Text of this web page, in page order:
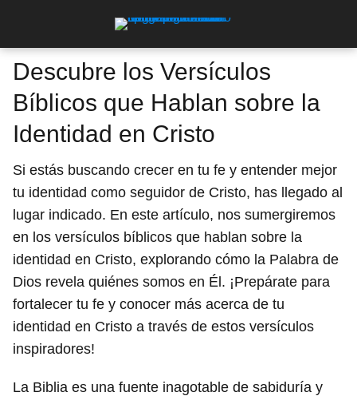
Descubre los Versículos
Bíblicos que Hablan sobre la
Identidad en Cristo
Si estás buscando crecer en tu fe y entender mejor
tu identidad como seguidor de Cristo, has llegado al
lugar indicado. En este artículo, nos sumergiremos
en los versículos bíblicos que hablan sobre la
identidad en Cristo, explorando cómo la Palabra de
Dios revela quiénes somos en Él. ¡Prepárate para
fortalecer tu fe y conocer más acerca de tu
identidad en Cristo a través de estos versículos
inspiradores!
La Biblia es una fuente inagotable de sabiduría y